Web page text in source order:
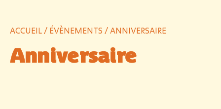
ACCUEIL / ÉVÈNEMENTS / ANNIVERSAIRE
Anniversaire